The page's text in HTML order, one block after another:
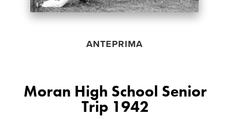
ANTEPRIMA
Moran High School Senior
Trip 1942